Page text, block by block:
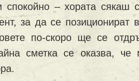
спокойно – хората сякаш
за да се позиционират
по-скоро ще се
сметка се оказва, че